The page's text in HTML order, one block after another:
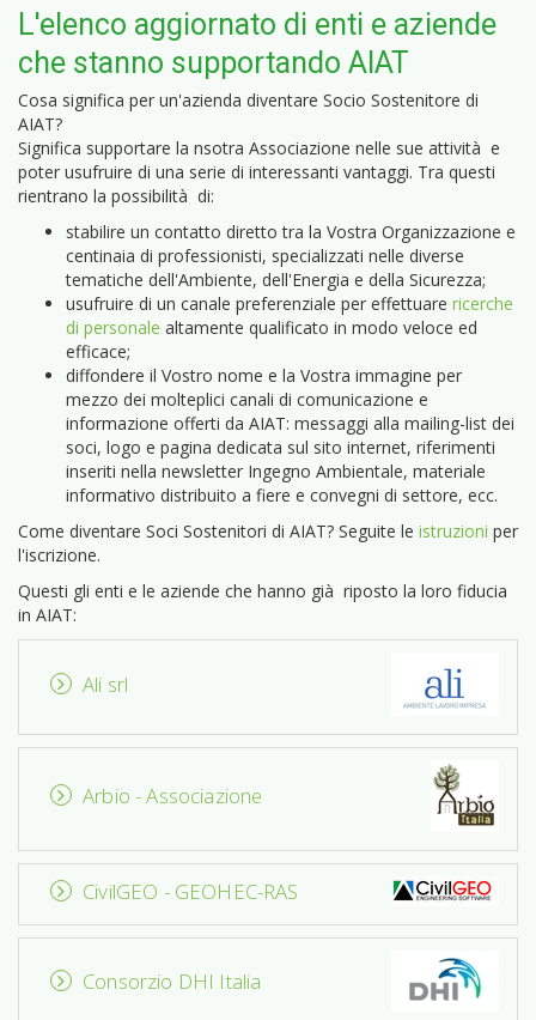
L'elenco aggiornato di enti e aziende
che stanno supportando AIAT
Cosa significa per un'azienda diventare Socio Sostenitore di
AIAT?
Significa supportare la nsotra Associazione nelle sue attività e
poter usufruire di una serie di interessanti vantaggi. Tra questi
rientrano la possibilità di:
stabilire un contatto diretto tra la Vostra Organizzazione e
centinaia di professionisti, specializzati nelle diverse
tematiche dell'Ambiente, dell'Energia e della Sicurezza;
usufruire di un canale preferenziale per effettuare ricerche
di personale altamente qualificato in modo veloce ed
efficace;
diffondere il Vostro nome e la Vostra immagine per
mezzo dei molteplici canali di comunicazione e
informazione offerti da AIAT: messaggi alla mailing-list dei
soci, logo e pagina dedicata sul sito internet, riferimenti
inseriti nella newsletter Ingegno Ambientale, materiale
informativo distribuito a fiere e convegni di settore, ecc.
Come diventare Soci Sostenitori di AIAT? Seguite le istruzioni per
l'iscrizione.
Questi gli enti e le aziende che hanno già riposto la loro fiducia
in AIAT:
Ali srl
Arbio - Associazione
CivilGEO - GEOHEC-RAS
Consorzio DHI Italia